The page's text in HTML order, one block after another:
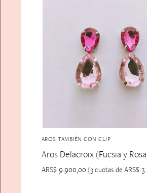
AROS TAMBIÉN CON CLIP
Aros Delacroix (Fucsia y
ARS$9.900,00 (3 cuotas de ARS$